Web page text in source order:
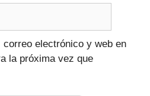
correo electrónico y web en
la próxima vez que